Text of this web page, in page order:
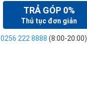
TRẢ GÓP 0%
Thủ tục đơn giản
0256 222 8888 (8:00-20:00)